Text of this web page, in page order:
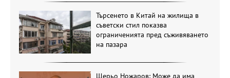
Търсенето в Китай на жилища в
съветски стил показва
ограниченията пред съживяването
на пазара
Щерьо Ножаров: Може да има